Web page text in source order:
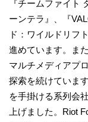
『チームファイト
ーンテラ』、『
ド：ワイルドリフ
進めています。ま
マルチメディアプ
探索を続けていま
を手掛ける系列会
上げました。Riot